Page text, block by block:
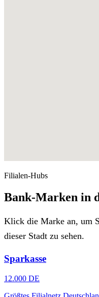
Filialen-Hubs
Bank-Marken in
Klick die Marke an, um
dieser Stadt zu sehen.
Sparkasse
12.000 DE